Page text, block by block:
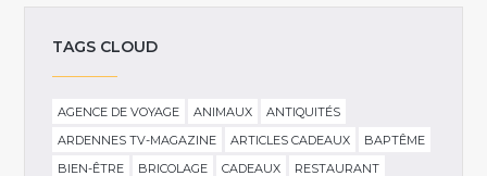
TAGS CLOUD
AGENCE DE VOYAGE ANIMAUX
ANTIQUITÉS
ARDENNES TV-MAGAZINE
ARTICLES CADEAUX
BAPTÊME
BIEN-ÊTRE
BRICOLAGE CADEAUX
RESTAURANT